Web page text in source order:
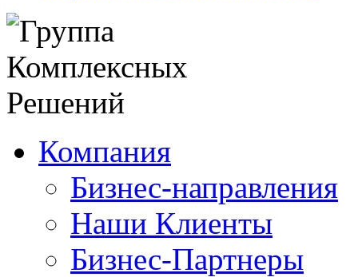
Компания
Бизнес-направления
Наши Клиенты
Бизнес-Партнеры